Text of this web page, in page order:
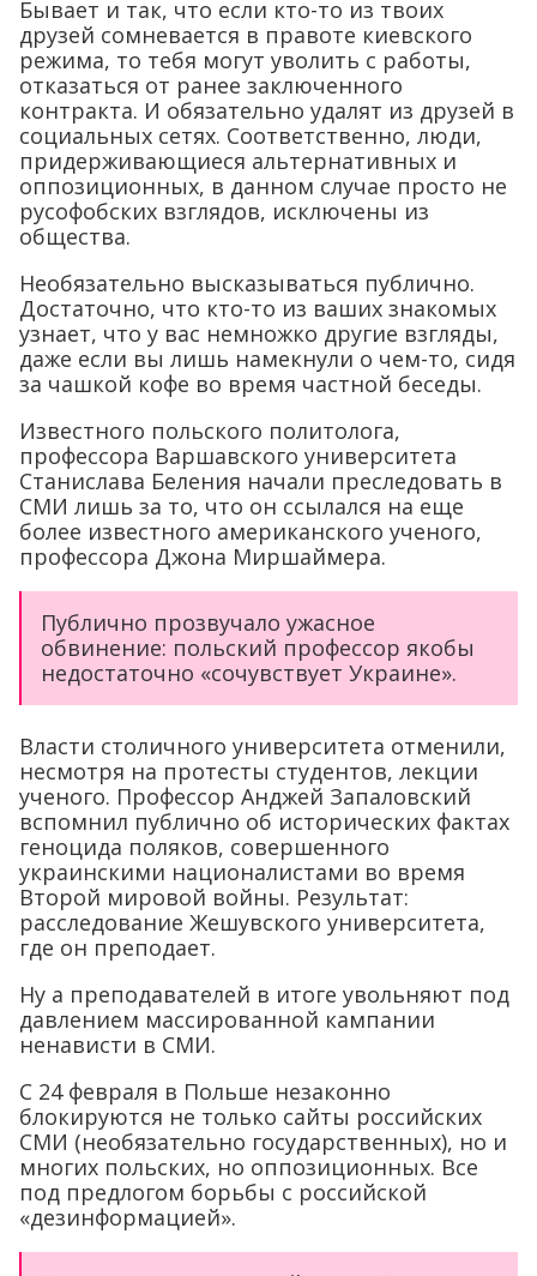
Бывает и так, что если кто-то из твоих
друзей сомневается в правоте киевского
режима, то тебя могут уволить с работы,
отказаться от ранее заключенного
контракта. И обязательно удалят из друзей в
социальных сетях. Соответственно, люди,
придерживающиеся альтернативных и
оппозиционных, в данном случае просто не
русофобских взглядов, исключены из
общества.
Необязательно высказываться публично.
Достаточно, что кто-то из ваших знакомых
узнает, что у вас немножко другие взгляды,
даже если вы лишь намекнули о чем-то, сидя
за чашкой кофе во время частной беседы.
Известного польского политолога,
профессора Варшавского университета
Станислава Беления начали преследовать в
СМИ лишь за то, что он ссылался на еще
более известного американского ученого,
профессора Джона Миршаймера.
Публично прозвучало ужасное
обвинение: польский профессор якобы
недостаточно «сочувствует Украине».
Власти столичного университета отменили,
несмотря на протесты студентов, лекции
ученого. Профессор Анджей Запаловский
вспомнил публично об исторических фактах
геноцида поляков, совершенного
украинскими националистами во время
Второй мировой войны. Результат:
расследование Жешувского университета,
где он преподает.
Ну а преподавателей в итоге увольняют под
давлением массированной кампании
ненависти в СМИ.
С 24 февраля в Польше незаконно
блокируются не только сайты российских
СМИ (необязательно государственных), но и
многих польских, но оппозиционных. Все
под предлогом борьбы с российской
«дезинформацией».